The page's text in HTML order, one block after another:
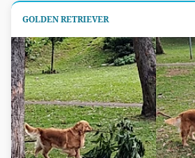
GOLDEN RETRIEVER